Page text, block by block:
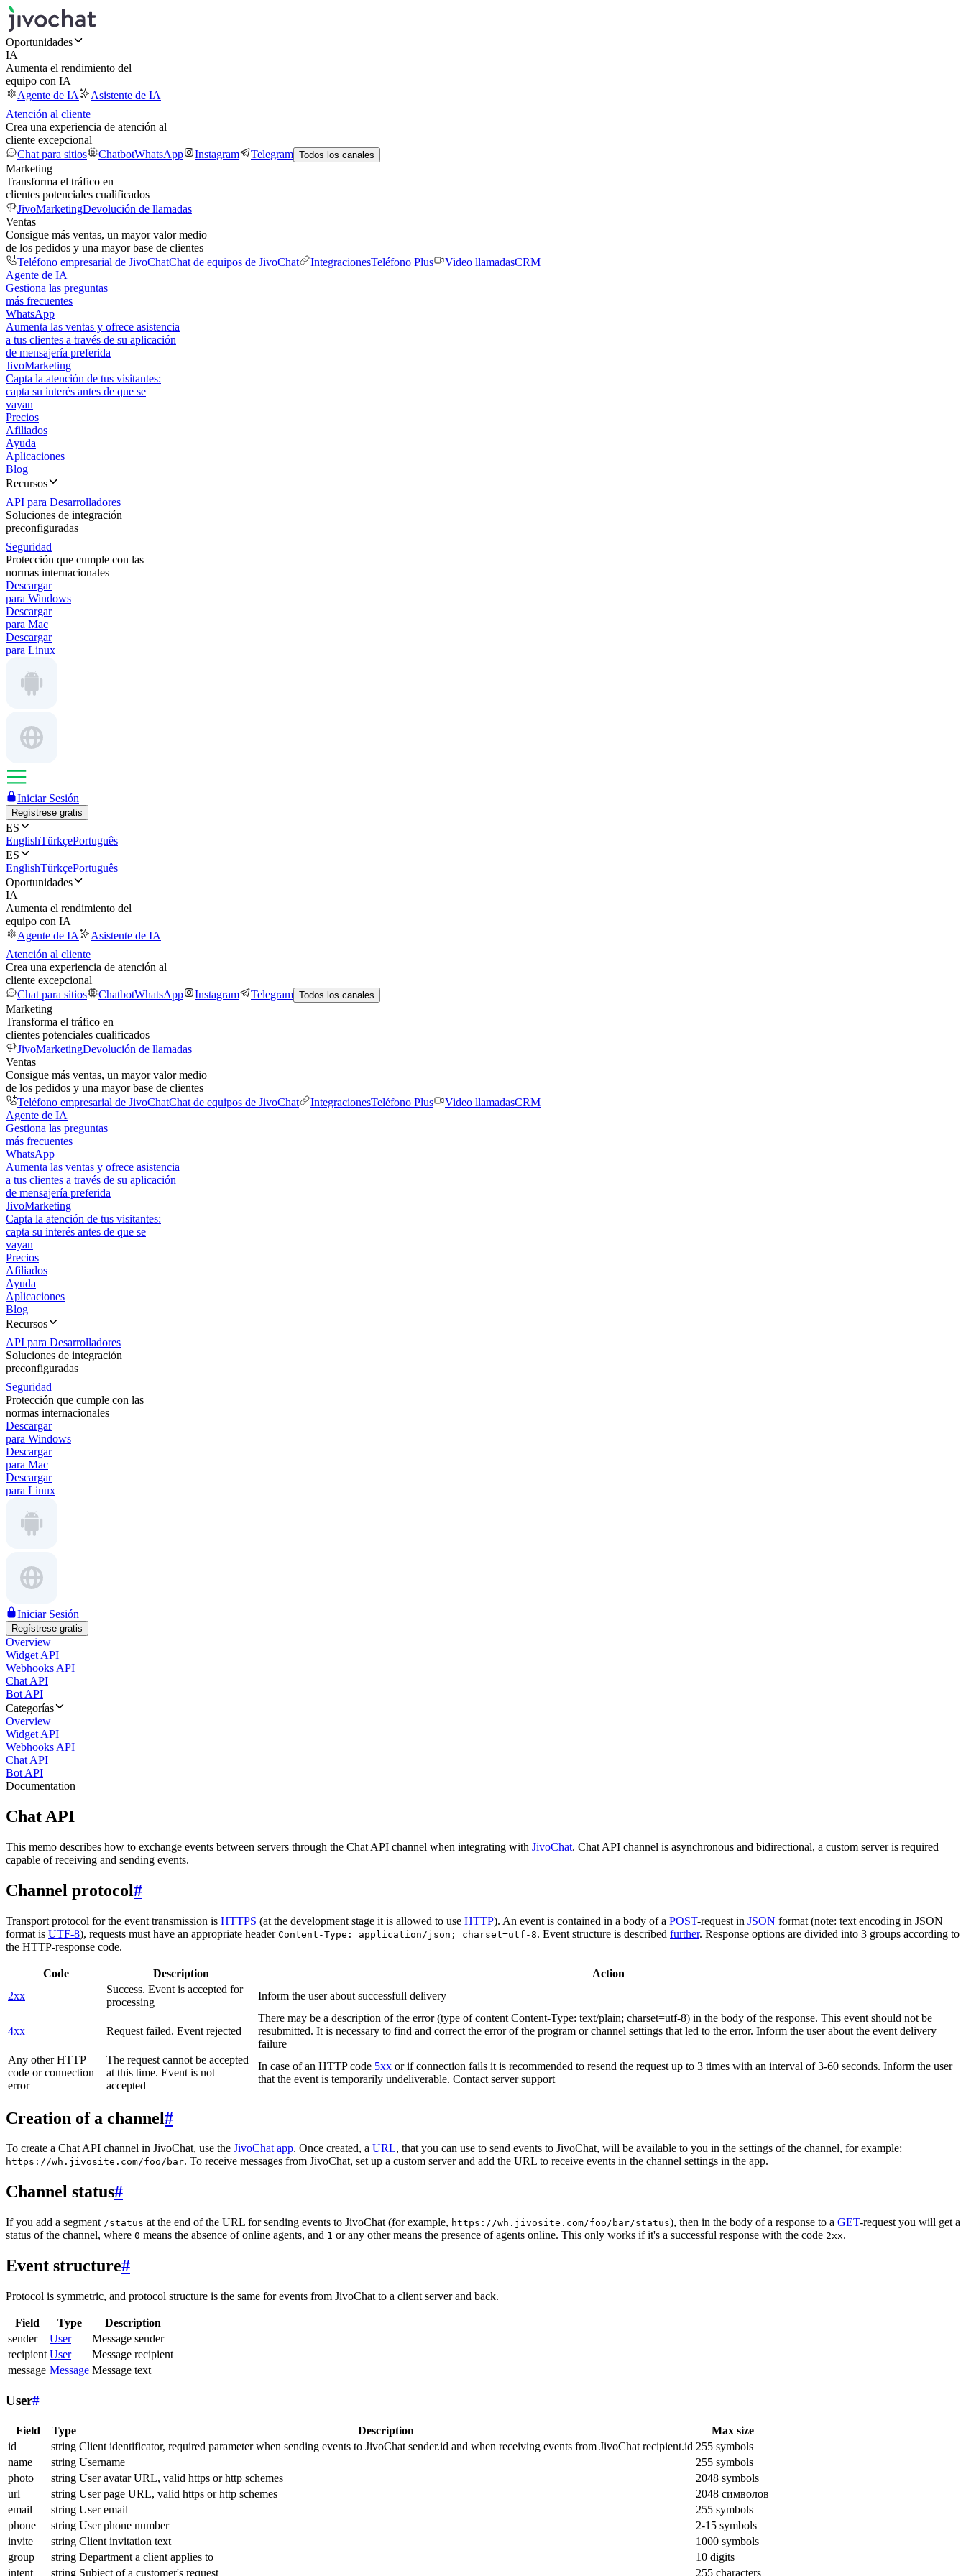
Oportunidades
IA
Aumenta el rendimiento del
equipo con IA
Agente de IA
Asistente de IA
Atención al cliente
Crea una experiencia de atención al
cliente excepcional
Chat para sitios
ChatbotWhatsApp Instagram Telegram Todos los canales
Marketing
Transforma el tráfico en
clientes potenciales cualificados
JivoMarketingDevolución de llamadas
Ventas
Consigue más ventas, un mayor valor medio
de los pedidos y una mayor base de clientes
Teléfono empresarial de JivoChatChat de equipos de JivoChat IntegracionesTeléfono Plus Video llamadasCRM
Agente de IA
Gestiona las preguntas
más frecuentes
WhatsApp
Aumenta las ventas y ofrece asistencia
a tus clientes a través de su aplicación
de mensajería preferida
JivoMarketing
Capta la atención de tus visitantes:
capta su interés antes de que se
vayan
Precios
Afiliados
Ayuda
Aplicaciones
Blog
Recursos
API para Desarrolladores
Soluciones de integración
preconfiguradas
Seguridad
Protección que cumple con las
normas internacionales
Descargar
para Windows
Descargar
para Mac
Descargar
para Linux
Iniciar Sesión
Regístrese gratis
ES
EnglishTürkçePortuguês
ES
EnglishTürkçePortuguês
Oportunidades
IA
Aumenta el rendimiento del
equipo con IA
Agente de IA
Asistente de IA
Atención al cliente
Crea una experiencia de atención al
cliente excepcional
Chat para sitios
ChatbotWhatsApp Instagram Telegram Todos los canales
Marketing
Transforma el tráfico en
clientes potenciales cualificados
JivoMarketingDevolución de llamadas
Ventas
Consigue más ventas, un mayor valor medio
de los pedidos y una mayor base de clientes
Teléfono empresarial de JivoChatChat de equipos de JivoChat IntegracionesTeléfono Plus Video llamadasCRM
Agente de IA
Gestiona las preguntas
más frecuentes
WhatsApp
Aumenta las ventas y ofrece asistencia
a tus clientes a través de su aplicación
de mensajería preferida
JivoMarketing
Capta la atención de tus visitantes:
capta su interés antes de que se
vayan
Precios
Afiliados
Ayuda
Aplicaciones
Blog
Recursos
API para Desarrolladores
Soluciones de integración
preconfiguradas
Seguridad
Protección que cumple con las
normas internacionales
Descargar
para Windows
Descargar
para Mac
Descargar
para Linux
Iniciar Sesión
Regístrese gratis
Overview
Widget API
Webhooks API
Chat API
Bot API
Categorías
Overview
Widget API
Webhooks API
Chat API
Bot API
Documentation
Chat API
This memo describes how to exchange events between servers through the Chat API channel when integrating with JivoChat. Chat API channel is asynchronous and bidirectional, a custom server is required
capable of receiving and sending events.
Channel protocol#
Transport protocol for the event transmission is HTTPS (at the development stage it is allowed to use HTTP). An event is contained in a body of a POST-request in JSON format (note: text encoding in JSON
format is UTF-8), requests must have an appropriate header Content-Type: application/json; charset=utf-8. Event structure is described further. Response options are divided into 3 groups according to
the HTTP-response code.
Code Description
Action
2xx
Success. Event is accepted for
processing
Inform the user about successfull delivery
4xx Request failed. Event rejected
There may be a description of the error (type of content Content-Type: text/plain; charset=utf-8) in the body of the response. This event should not be
resubmitted. It is necessary to find and correct the error of the program or channel settings that led to the error. Inform the user about the event delivery
failure
Any other HTTP
code or connection
error
The request cannot be accepted
at this time. Event is not
accepted
In case of an HTTP code 5xx or if connection fails it is recommended to resend the request up to 3 times with an interval of 3-60 seconds. Inform the user
that the event is temporarily undeliverable. Contact server support
Creation of a channel#
To create a Chat API channel in JivoChat, use the JivoChat app. Once created, a URL, that you can use to send events to JivoChat, will be available to you in the settings of the channel, for example:
https://wh.jivosite.com/foo/bar. To receive messages from JivoChat, set up a custom server and add the URL to receive events in the channel settings in the app.
Channel status#
If you add a segment /status at the end of the URL for sending events to JivoChat (for example, https://wh.jivosite.com/foo/bar/status), then in the body of a response to a GET-request you will get a
status of the channel, where 0 means the absence of online agents, and 1 or any other means the presence of agents online. This only works if it's a successful response with the code 2xx.
Event structure#
Protocol is symmetric, and protocol structure is the same for events from JivoChat to a client server and back.
Field Type
Description
sender
User
Message sender
recipient User
Message recipient
message Message Message text
User#
Field Type Description
Max size
id
string Client identificator, required parameter when sending events to JivoChat sender.id and when receiving events from JivoChat recipient.id 255 symbols
name
string Username
255 symbols
photo
string User avatar URL, valid https or http schemes
2048 symbols
url
string User page URL, valid https or http schemes
2048 символов
email
string User email
255 symbols
phone
string User phone number
2-15 symbols
invite
string Client invitation text
1000 symbols
group
string Department a client applies to
10 digits
intent
string Subject of a customer's request 255 characters